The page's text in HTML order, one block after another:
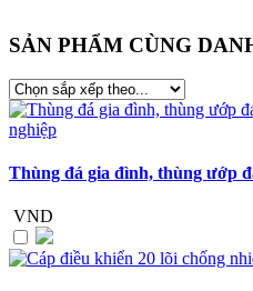
SẢN PHẨM CÙNG
Thùng đá gia đình, thùng ướp
VND